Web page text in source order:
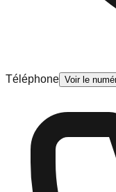
Téléphone Voir le